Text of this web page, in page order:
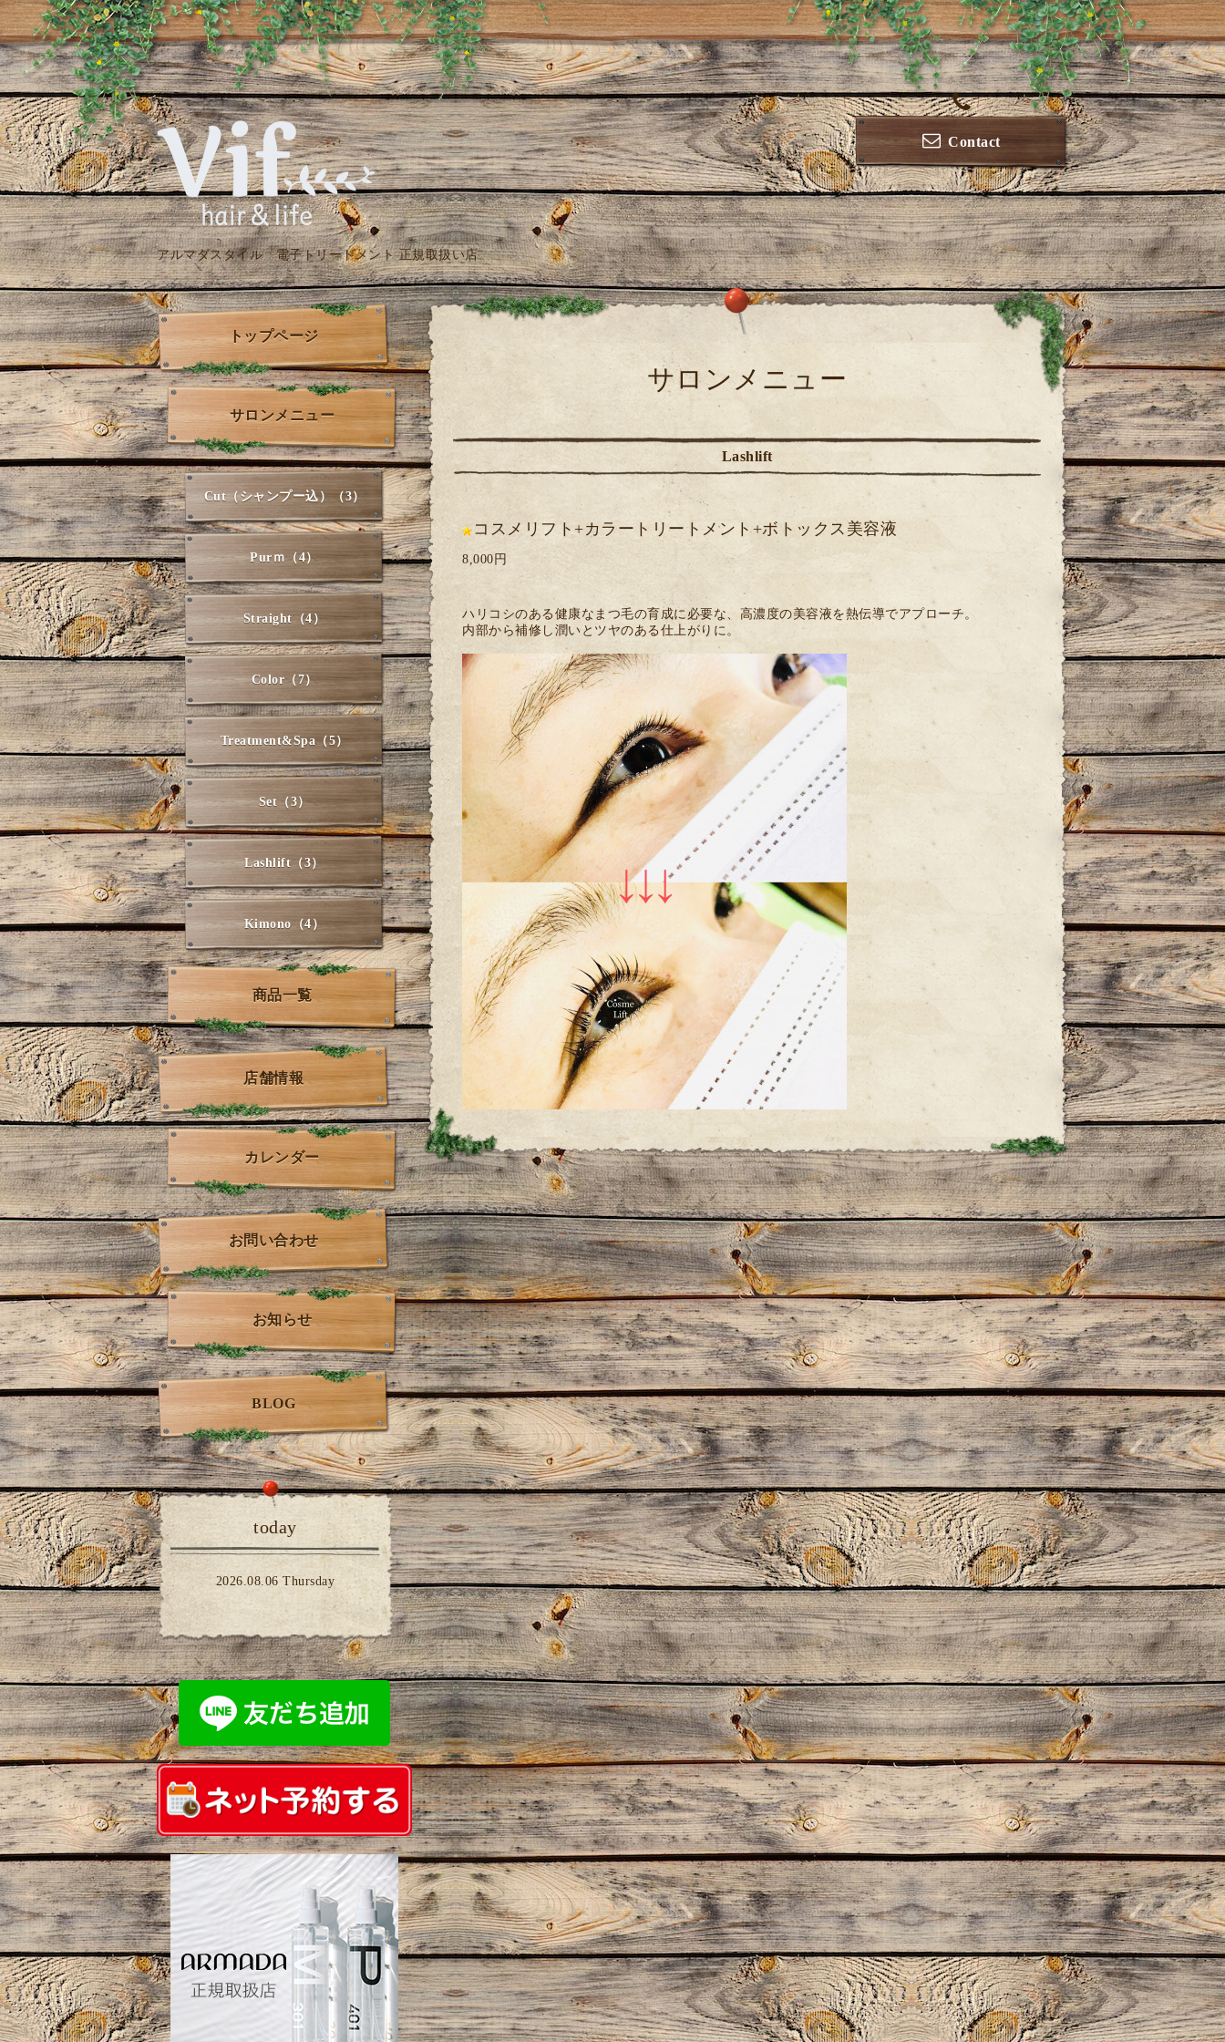
Contact
アルマダスタイル 電子トリートメント 正規取扱い店
サロンメニュー
Lashlift
コスメリフト+カラートリートメント+ボトックス美容液
8,000円
ハリコシのある健康なまつ毛の育成に必要な、高濃度の美容液を熱伝導でアプローチ。
内部から補修し潤いとツヤのある仕上がりに。
トップページ
サロンメニュー
Cut（シャンプー込）（3）
Purｍ（4）
Straight（4）
Color（7）
Treatment&Spa（5）
Set（3）
Lashlift（3）
Kimono（4）
商品一覧
店舗情報
カレンダー
お問い合わせ
お知らせ
BLOG
today
2026.08.06 Thursday